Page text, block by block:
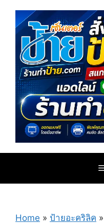
content
Home » ป้ายอะคริลิค »